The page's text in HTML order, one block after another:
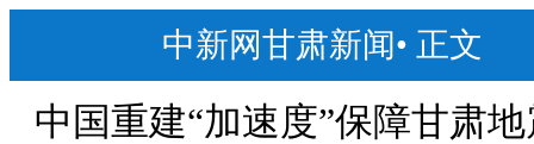
中新网甘肃新闻• 正文
中国重建“加速度”保障甘肃